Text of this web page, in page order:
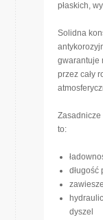
płaskich,
Solidna
gwarantuje
przez cały
Zasadnicze
to:
długość
dyszel